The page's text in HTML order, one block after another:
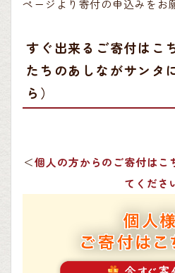
ページより寄付の申込みをお
すぐ出来るご寄付はこ
たちのあしながサンタ
ら）
＜個人の方からのご寄付はこ
てくださ